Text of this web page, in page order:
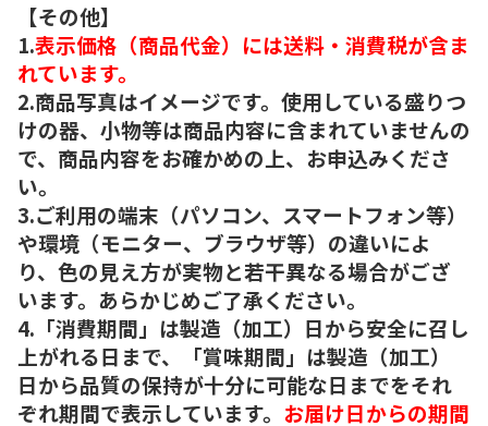
【その他】
1.表示価格（商品代金）には送料・消費税が含ま
れています。
2.商品写真はイメージです。使用している盛りつ
けの器、小物等は商品内容に含まれていませんの
で、商品内容をお確かめの上、お申込みくださ
い。
3.ご利用の端末（パソコン、スマートフォン等）
や環境（モニター、ブラウザ等）の違いによ
り、色の見え方が実物と若干異なる場合がござ
います。あらかじめご了承ください。
4.「消費期間」は製造（加工）日から安全に召し
上がれる日まで、「賞味期間」は製造（加工）
日から品質の保持が十分に可能な日までをそれ
ぞれ期間で表示しています。 お届け日からの期間